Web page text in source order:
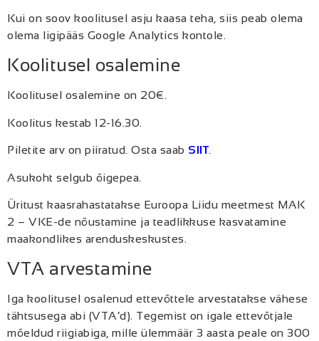
Kui on soov koolitusel asju kaasa teha, siis peab olema
olema ligipääs Google Analytics kontole.
Koolitusel osalemine
Koolitusel osalemine on 20€.
Koolitus kestab 12-16.30.
Piletite arv on piiratud. Osta saab SIIT.
Asukoht selgub õigepea.
Üritust kaasrahastatakse Euroopa Liidu meetmest MAK
2 – VKE-de nõustamine ja teadlikkuse kasvatamine
maakondlikes arenduskeskustes.
VTA arvestamine
Iga koolitusel osalenud ettevõttele arvestatakse vähese
tähtsusega abi (VTA’d). Tegemist on igale ettevõtjale
mõeldud riigiabiga, mille ülemmäär 3 aasta peale on 300